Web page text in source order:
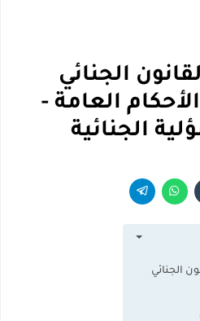
الجنائي
العامة -
الجنائية
الجنائي